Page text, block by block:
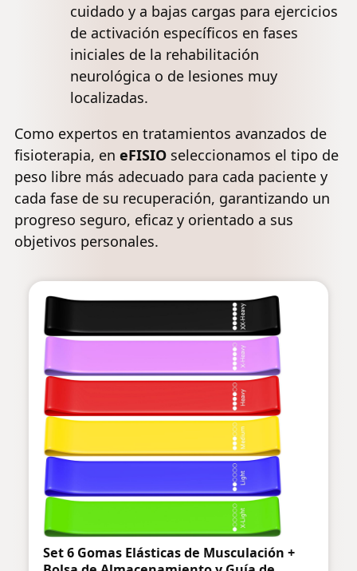
cuidado y a bajas cargas para ejercicios
de activación específicos en fases
iniciales de la rehabilitación
neurológica o de lesiones muy
localizadas.
Como expertos en tratamientos avanzados de
fisioterapia, en eFISIO seleccionamos el tipo de
peso libre más adecuado para cada paciente y
cada fase de su recuperación, garantizando un
progreso seguro, eficaz y orientado a sus
objetivos personales.
Set 6 Gomas Elásticas de Musculación +